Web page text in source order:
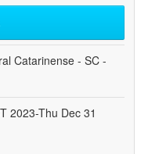
Catarinense - SC -
2023-Thu Dec 31